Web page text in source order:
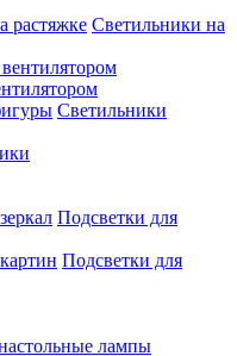
Светильники на
Светильники
Подсветки для
Подсветки для